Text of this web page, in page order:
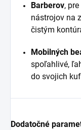
Barberov,
nástrojov na
čistým
Mobilných
spoľahlivé,
do svojich
Dodatočné